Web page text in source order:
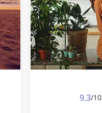
9.3/10